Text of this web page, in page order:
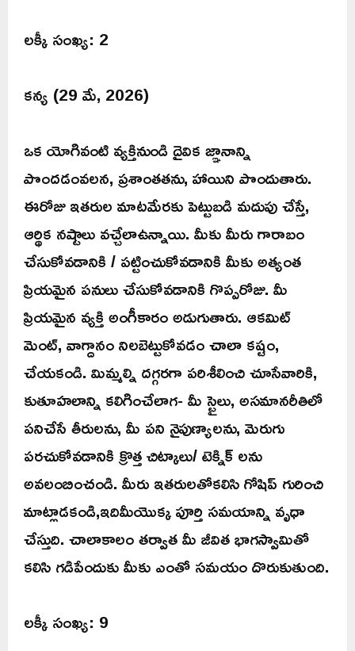
లక్కీ సంఖ్య: 2
కన్య (29 మే, 2026)
ఒక యోగివంటి వ్యక్తినుండి దైవిక జ్ఞానాన్ని
పొందడంవలన, ప్రశాంతతను, హాయిని పొందుతారు.
ఈరోజు ఇతరుల మాటమేరకు పెట్టుబడి మదుపు చేస్తే,
ఆర్థిక నష్టాలు వచ్చేలాఉన్నాయి. మీకు మీరు గారాబం
చేసుకోవడానికి / పట్టించుకోవడానికి మీకు అత్యంత
ప్రియమైన పనులు చేసుకోవడానికి గొప్పరోజు. మీ
ప్రియమైన వ్యక్తి అంగీకారం అడుగుతారు. ఆకమిట్
మెంట్, వాగ్దానం నిలబెట్టుకోవడం చాలా కష్టం,
చేయకండి. మిమ్మల్ని దగ్గరగా పరిశీలించి చూసేవారికి,
కుతూహలాన్ని కలిగించేలాగ- మీ స్టైలు, అసమానరీతిలో
పనిచేసే తీరులను, మీ పని నైపుణ్యాలను, మెరుగు
పరచుకోవడానికి క్రొత్త చిట్కాలు/ టెక్నిక్ లను
అవలంబించండి. మీరు ఇతరులతోకలిసి గోషిప్ గురించి
మాట్లాడకండి,ఇదిమీయొక్క పూర్తి సమయాన్ని వృధా
చేస్తుది. చాలాకాలం తర్వాత మీ జీవిత భాగస్వామితో
కలిసి గడిపేందుకు మీకు ఎంతో సమయం దొరుకుతుంది.
లక్కీ సంఖ్య: 9